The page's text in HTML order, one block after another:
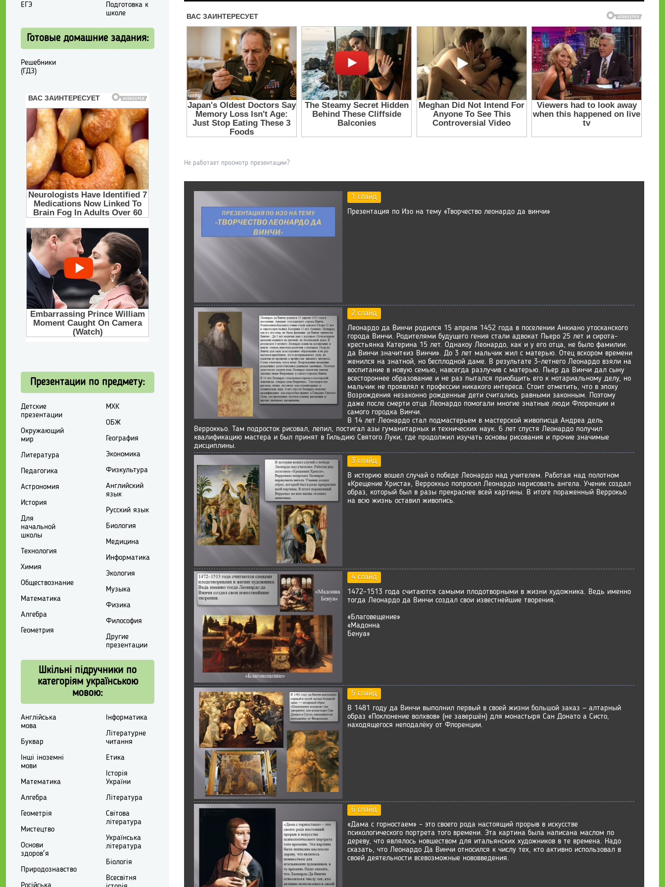
Не работает просмотр презентации?
1 слайд
Презентация по Изо на тему «Творчество леонардо да винчи»
2 слайд
Леонардо да Винчи родился 15 апреля 1452 года в поселении Анкиано утосканского
города Винчи. Родителями будущего гения стали адвокат Пьеро 25 лет и сирота-
крестьянка Катерина 15 лет. Однакоу Леонардо, как и у его отца, не было фамилии:
да Винчи значит«из Винчи». До 3 лет мальчик жил с матерью. Отец вскором времени
женился на знатной, но бесплодной даме. В результате 3-летнего Леонардо взяли на
воспитание в новую семью, навсегда разлучив с матерью. Пьер да Винчи дал сыну
всестороннее образование и не раз пытался приобщить его к нотариальному делу, но
мальчик не проявлял к профессии никакого интереса. Стоит отметить, что в эпоху
Возрождения незаконно рожденные дети считались равными законным. Поэтому
даже после смерти отца Леонардо помогали многие знатные люди Флоренции и
самого городка Винчи.
В 14 лет Леонардо стал подмастерьем в мастерской живописца Андреа дель
Верроккьо. Там подросток рисовал, лепил, постигал азы гуманитарных и технических наук. 6 лет спустя Леонардо получил
квалификацию мастера и был принят в Гильдию Святого Луки, где продолжил изучать основы рисования и прочие значимые
дисциплины.
3 слайд
В историю вошел случай о победе Леонардо над учителем. Работая над полотном
«Крещение Христа», Верроккьо попросил Леонардо нарисовать ангела. Ученик создал
образ, который был в разы прекраснее всей картины. В итоге пораженный Веррокьо
на всю жизнь оставил живопись.
4 слайд
1472–1513 года считаются самыми плодотворными в жизни художника. Ведь именно
тогда Леонардо да Винчи создал свои известнейшие творения.
«Благовещение»
«Мадонна
Бенуа»
5 слайд
В 1481 году да Винчи выполнил первый в своей жизни большой заказ — алтарный
образ «Поклонение волхвов» (не завершён) для монастыря Сан Донато а Систо,
находящегося неподалёку от Флоренции.
6 слайд
«Дама с горностаем» – это своего рода настоящий прорыв в искусстве
психологического портрета того времени. Эта картина была написана маслом по
дереву, что являлось новшеством для итальянских художников в те времена. Надо
сказать, что Леонардо Да Винчи относился к числу тех, кто активно использовал в
своей деятельности всевозможные нововведения.
ЕГЭ
Подготовка к
школе
Готовые домашние задания:
Решебники
(ГДЗ)
Презентации по предмету:
Детские
презентации
Окружающий
мир
Литература
Педагогика
Астрономия
История
Для
начальной
школы
Технология
Химия
Обществознание
Математика
Алгебра
Геометрия
МХК
ОБЖ
География
Экономика
Физкультура
Английский
язык
Русский язык
Биология
Медицина
Информатика
Экология
Музыка
Физика
Философия
Другие
презентации
Шкільні підручники по
категоріям українською
мовою:
Англійська
мова
Буквар
Інші іноземні
мови
Математика
Алгебра
Геометрія
Мистецтво
Основи
здоров'я
Природознавство
Інформатика
Літературне
читання
Етика
Історія
України
Література
Світова
література
Українська
література
Біологія
Всесвітня